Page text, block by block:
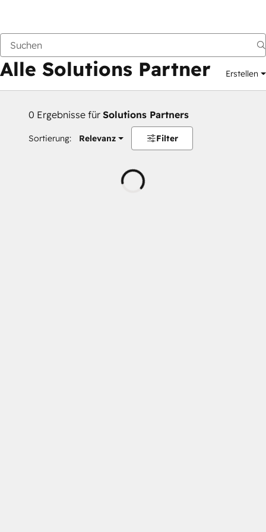
Zurück
Alle Solutions Partner Erstellen
0 Ergebnisse für Solutions Partners
Sortierung: Relevanz Filter
Wird
geladen